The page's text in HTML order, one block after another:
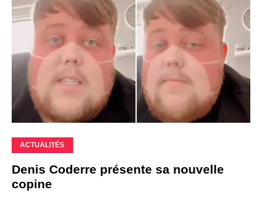
ACTUALITÉS
Denis Coderre présente sa nouvelle
copine